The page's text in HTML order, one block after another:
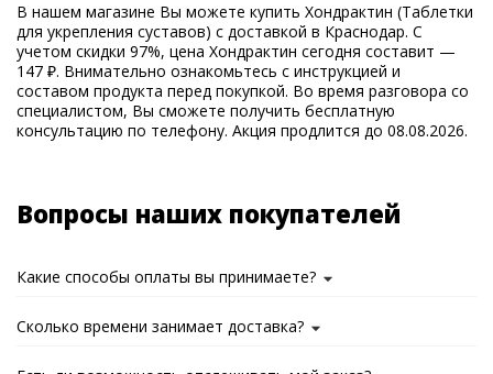
В нашем магазине Вы можете купить Хондрактин (Таблетки
для укрепления суставов) с доставкой в Краснодар. С
учетом скидки 97%, цена Хондрактин сегодня составит —
147 ₽. Внимательно ознакомьтесь с инструкцией и
составом продукта перед покупкой. Во время разговора со
специалистом, Вы сможете получить бесплатную
консультацию по телефону. Акция продлится до 08.08.2026.
Вопросы наших покупателей
Какие способы оплаты вы принимаете?
Сколько времени занимает доставка?